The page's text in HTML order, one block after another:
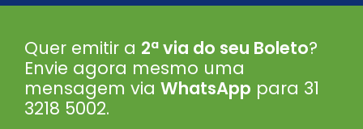
Quer emitir a 2ª via do seu Boleto?
Envie agora mesmo uma
mensagem via WhatsApp para 31
3218 5002.